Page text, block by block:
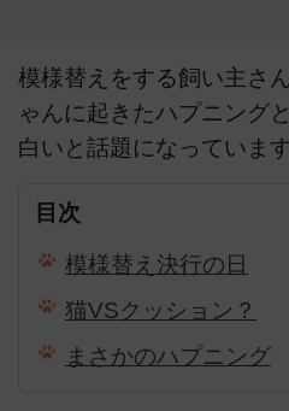
模様替えをする飼い主さ
ゃんに起きたハプニング
白いと話題になっています
目次
模様替え決行の日
猫VSクッション？
まさかのハプニング